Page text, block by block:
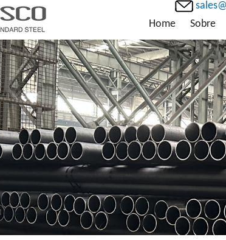
Home
Sobre